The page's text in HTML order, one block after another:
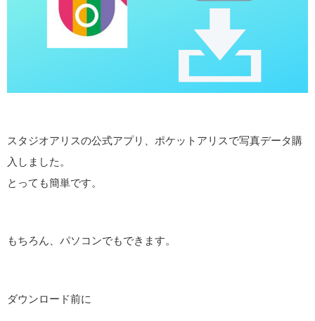
スタジオアリスの公式アプリ、ポケットアリスで写真データ購
入しました。
とっても簡単です。
もちろん、パソコンでもできます。
ダウンロード前に